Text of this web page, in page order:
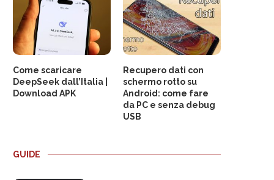
Come scaricare
DeepSeek dall’Italia |
Download APK
Recupero dati con
schermo rotto su
Android: come fare
da PC e senza debug
USB
GUIDE